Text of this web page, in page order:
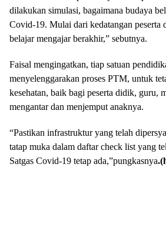
dilakukan simulasi, bagaimana budaya
Covid-19. Mulai dari kedatangan peserta
belajar mengajar berakhir,” sebutnya.
Faisal mengingatkan, tiap satuan
menyelenggarakan proses PTM, untuk
kesehatan, baik bagi peserta didik, guru,
mengantar dan menjemput anaknya.
“Pastikan infrastruktur yang telah
tatap muka dalam daftar check list yang
Satgas Covid-19 tetap ada,”pungkasnya